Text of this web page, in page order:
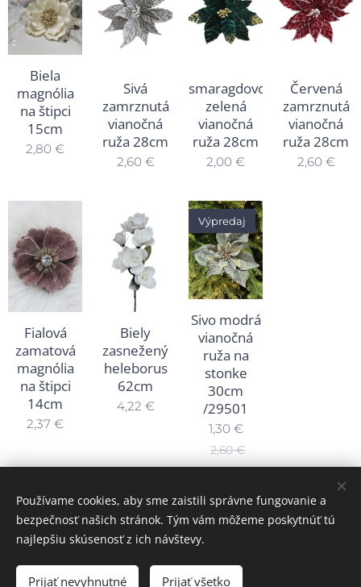
Biela
magnólia
na štipci
15cm
2,80 €
Sivá
zamrznutá
vianočná
ruža 28cm
2,60€
smaragdovo
zelená
vianočná
ruža 28cm
2,00 €
Červená
zamrznutá
vianočná
ruža 28cm
2,60€
Fialová
zamatová
magnólia
na štipci
14cm
2,37 €
Biely
zasnežený
heleborus
62cm
4,22 €
Sivo modrá
vianočná
ruža na
stonke
30cm
/29501
Výpredaj
1,30€
2,60€
www.majadizajn.eu
Cookies
Používame cookies, aby sme zaistili správne fungovanie a
bezpečnosť našich stránok. Tým vám môžeme poskytnúť tú
najlepšiu skúsenosť z ich návštevy.
Prijať nevyhnutné Prijať všetko